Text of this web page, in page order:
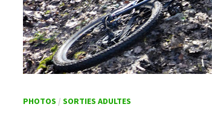
PHOTOS /SORTIES ADULTES